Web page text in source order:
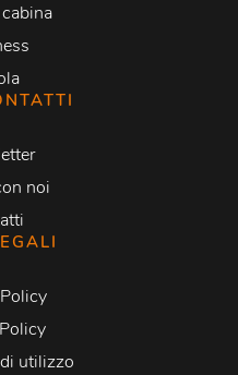
noi
utilizzo